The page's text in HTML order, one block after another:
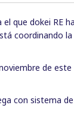
que dokei RE
coordinando
de
con sistema